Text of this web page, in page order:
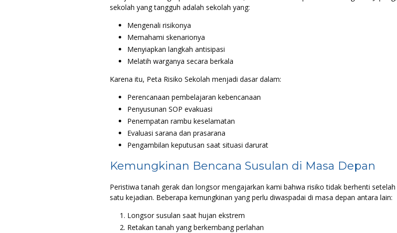
sekolah yang tangguh adalah sekolah yang:
Mengenali risikonya
Memahami skenarionya
Menyiapkan langkah antisipasi
Melatih warganya secara berkala
Karena itu, Peta Risiko Sekolah menjadi dasar dalam:
Perencanaan pembelajaran kebencanaan
Penyusunan SOP evakuasi
Penempatan rambu keselamatan
Evaluasi sarana dan prasarana
Pengambilan keputusan saat situasi darurat
Kemungkinan Bencana Susulan di Masa Depan
Peristiwa tanah gerak dan longsor mengajarkan kami bahwa risiko tidak berhenti setelah
satu kejadian. Beberapa kemungkinan yang perlu diwaspadai di masa depan antara lain:
Longsor susulan saat hujan ekstrem
Retakan tanah yang berkembang perlahan